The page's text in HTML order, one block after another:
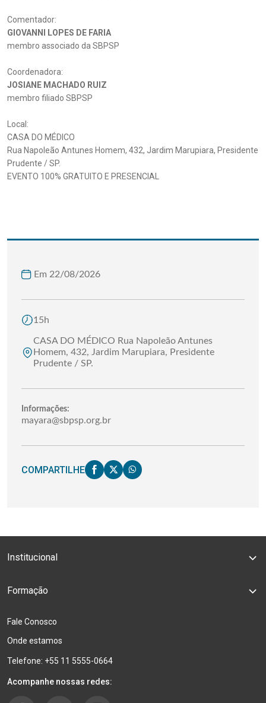
Comentador:
GIOVANNI LOPES DE FARIA
membro associado da SBPSP
Coordenadora:
JOSIANE MACHADO RUIZ
membro filiado SBPSP
Local:
CASA DO MÉDICO
Rua Napoleão Antunes Homem, 432, Jardim Marupiara, Presidente
Prudente / SP.
EVENTO 100% GRATUITO E PRESENCIAL
Em 22/08/2026
15h
CASA DO MÉDICO Rua Napoleão Antunes
Homem, 432, Jardim Marupiara, Presidente
Prudente / SP.
Informações:
mayara@sbpsp.org.br
COMPARTILHE
Institucional
Formação
Fale Conosco
Onde estamos
Telefone: +55 11 5555-0664
Acompanhe nossas redes: